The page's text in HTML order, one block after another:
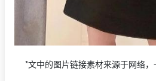
*文中的图片链接素材来源于网络